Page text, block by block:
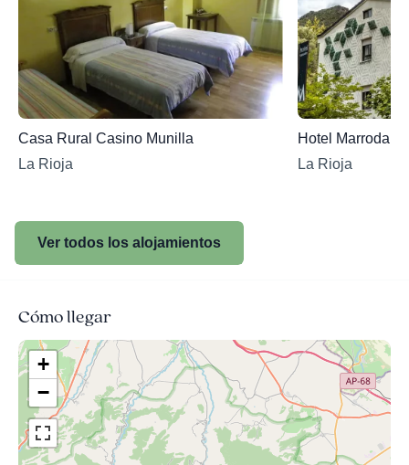
Casa Rural Casino Munilla
La Rioja
Hotel Marrodan
La Rioja
Ver todos los alojamientos
Cómo llegar
+
−